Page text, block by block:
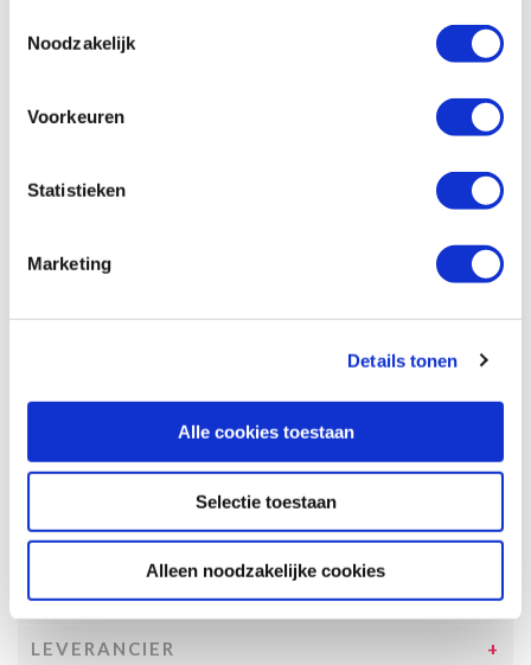
Noodzakelijk
Voorkeuren
Statistieken
Marketing
Details tonen
Alle cookies toestaan
Selectie toestaan
Alleen noodzakelijke cookies
slechts ter illustratie. De aangegeven hoeveelheid bedden is geen
garantie dat de maximale bezetting voldoende comfortabel is.
beschrijving en tekeningen en ook tussentijds gewijzigd worden.
INCLUSIEF/EXCLUSIEF
VOORWAARDEN
SPECIALS
TOESLAGEN
LEVERANCIER